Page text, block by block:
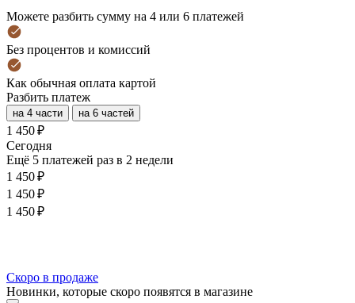
Можете разбить сумму на 4 или 6 платежей
Без процентов и комиссий
Как обычная оплата картой
Разбить платеж
на 4 части на 6 частей
1 450 ₽
Cегодня
Ещё 5 платежей раз в 2 недели
1 450 ₽
1 450 ₽
1 450 ₽
Скоро в продаже
Новинки, которые скоро появятся в магазине